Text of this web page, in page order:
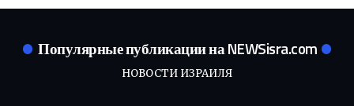
Популярные публикации на NEWSisra.com
НОВОСТИ ИЗРАИЛЯ